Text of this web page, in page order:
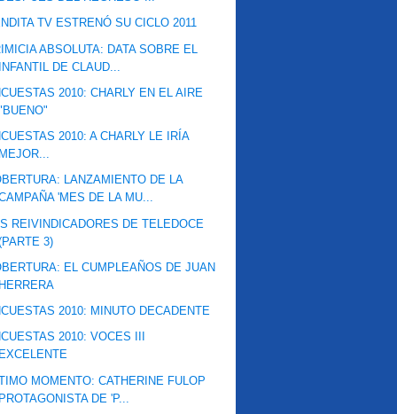
TV ESTRENÓ SU CICLO 2011
ABSOLUTA: DATA SOBRE EL
DE CLAUD...
2010: CHARLY EN EL AIRE
2010: A CHARLY LE IRÍA
LANZAMIENTO DE LA
'MES DE LA MU...
REIVINDICADORES DE TELEDOCE
3)
EL CUMPLEAÑOS DE JUAN
2010: MINUTO DECADENTE
2010: VOCES III
MOMENTO: CATHERINE FULOP
DE 'P...